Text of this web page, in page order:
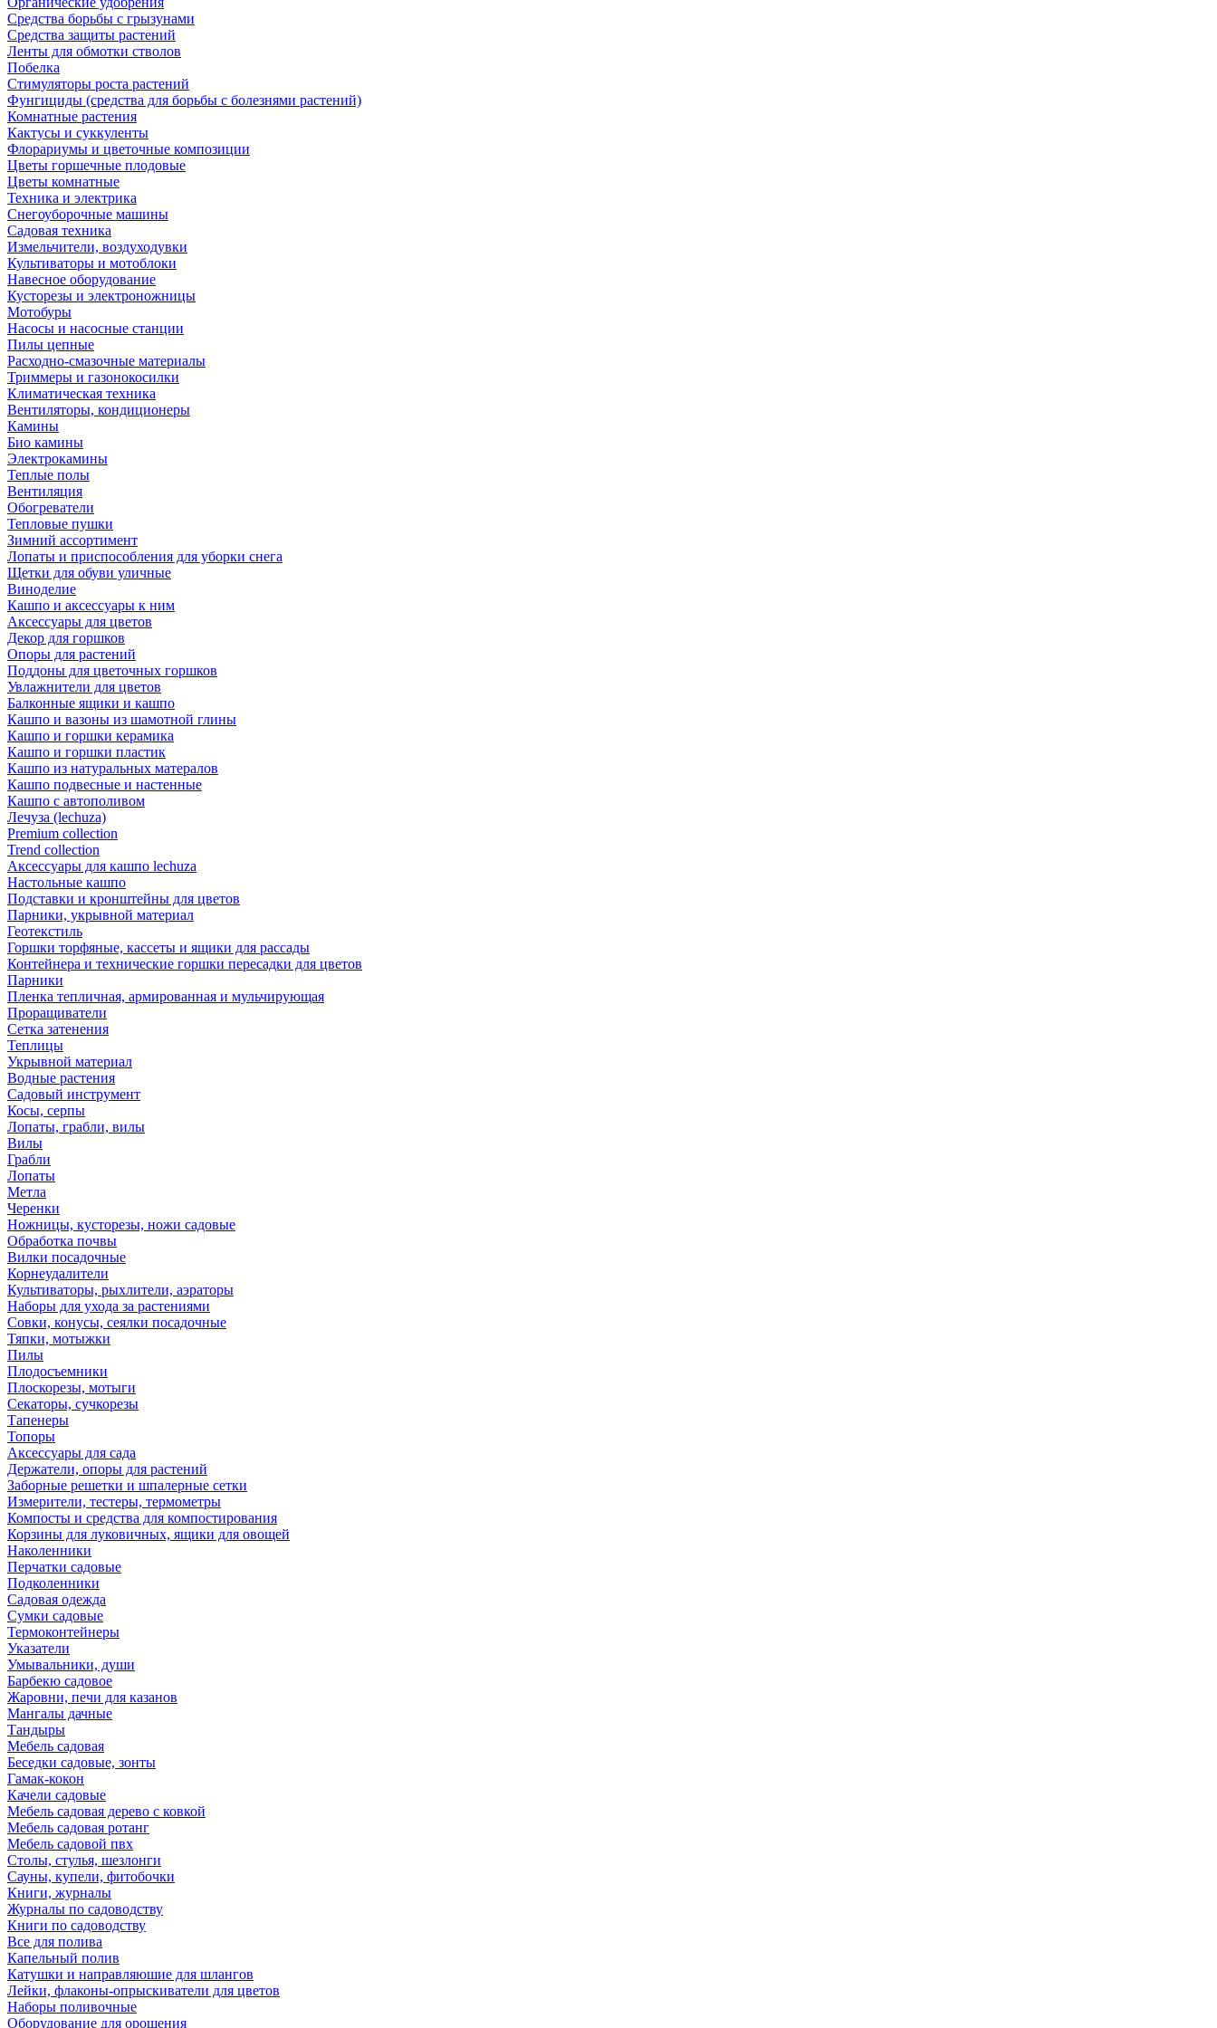
Средства борьбы с грызунами
Средства защиты растений
Ленты для обмотки стволов
Побелка
Стимуляторы роста растений
Фунгициды (средства для борьбы с болезнями растений)
Комнатные растения
Кактусы и суккуленты
Флорариумы и цветочные композиции
Цветы горшечные плодовые
Цветы комнатные
Техника и электрика
Снегоуборочные машины
Садовая техника
Измельчители, воздуходувки
Культиваторы и мотоблоки
Навесное оборудование
Кусторезы и электроножницы
Мотобуры
Насосы и насосные станции
Пилы цепные
Расходно-смазочные материалы
Триммеры и газонокосилки
Климатическая техника
Вентиляторы, кондиционеры
Камины
Био камины
Электрокамины
Теплые полы
Вентиляция
Обогреватели
Тепловые пушки
Зимний ассортимент
Лопаты и приспособления для уборки снега
Щетки для обуви уличные
Виноделие
Кашпо и аксессуары к ним
Аксессуары для цветов
Декор для горшков
Опоры для растений
Поддоны для цветочных горшков
Увлажнители для цветов
Балконные ящики и кашпо
Кашпо и вазоны из шамотной глины
Кашпо и горшки керамика
Кашпо и горшки пластик
Кашпо из натуральных матералов
Кашпо подвесные и настенные
Кашпо с автополивом
Лечуза (lechuza)
Premium collection
Trend collection
Аксессуары для кашпо lechuza
Настольные кашпо
Подставки и кронштейны для цветов
Парники, укрывной материал
Геотекстиль
Горшки торфяные, кассеты и ящики для рассады
Контейнера и технические горшки пересадки для цветов
Парники
Пленка тепличная, армированная и мульчирующая
Проращиватели
Сетка затенения
Теплицы
Укрывной материал
Водные растения
Садовый инструмент
Косы, серпы
Лопаты, грабли, вилы
Вилы
Грабли
Лопаты
Метла
Черенки
Ножницы, кусторезы, ножи садовые
Обработка почвы
Вилки посадочные
Корнеудалители
Культиваторы, рыхлители, аэраторы
Наборы для ухода за растениями
Совки, конусы, сеялки посадочные
Тяпки, мотыжки
Пилы
Плодосъемники
Плоскорезы, мотыги
Секаторы, сучкорезы
Тапенеры
Топоры
Аксессуары для сада
Держатели, опоры для растений
Заборные решетки и шпалерные сетки
Измерители, тестеры, термометры
Компосты и средства для компостирования
Корзины для луковичных, ящики для овощей
Наколенники
Перчатки садовые
Подколенники
Садовая одежда
Сумки садовые
Термоконтейнеры
Указатели
Умывальники, души
Барбекю садовое
Жаровни, печи для казанов
Мангалы дачные
Тандыры
Мебель садовая
Беседки садовые, зонты
Гамак-кокон
Качели садовые
Мебель садовая дерево с ковкой
Мебель садовая ротанг
Мебель садовой пвх
Столы, стулья, шезлонги
Сауны, купели, фитобочки
Книги, журналы
Журналы по садоводству
Книги по садоводству
Все для полива
Капельный полив
Катушки и направляюшие для шлангов
Лейки, флаконы-опрыскиватели для цветов
Наборы поливочные
Оборудование для орошения